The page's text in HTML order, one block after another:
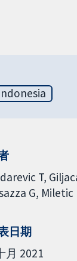
T
G Miletic
日期
月 2021